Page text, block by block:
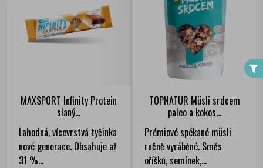
MAXSPORT Infinity Protein
slaný...
Lahodná, vícevrstvá tyčinka
nové generace. Obsahuje až
31 %...
TOPNATUR Müsli srdcem
paleo a kokos...
Prémiové spékané müsli
ručně vyráběné. Směs
oříšků, semínek,...